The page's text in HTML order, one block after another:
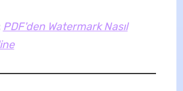
PDF'den Watermark Nasıl